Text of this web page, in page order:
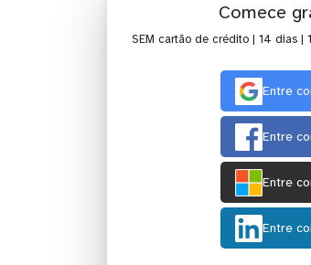
Comece
SEM cartão de crédito | 14 dias |
Entre
Entre
Entre
Entre